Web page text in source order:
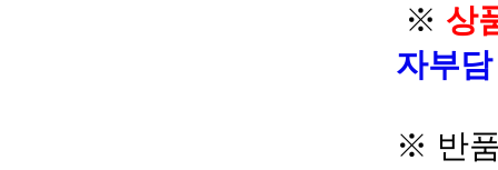
※ 상
자부
※ 반